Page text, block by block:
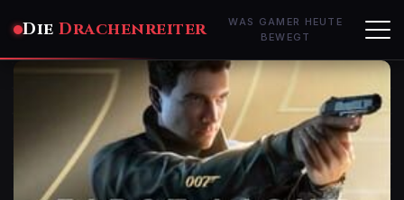
Die Drachenreiter
WAS GAMER HEUTE
BEWEGT